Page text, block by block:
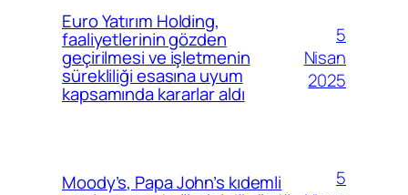
Euro Yatırım Holding,
faaliyetlerinin gözden
geçirilmesi ve işletmenin
sürekliliği esasına uyum
kapsamında kararlar aldı
5
Nisan
2025
Moody’s, Papa John’s kıdemli
5